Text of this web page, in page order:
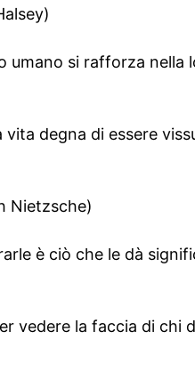
umano si rafforza nella
degna di essere
Nietzsche)
è ciò che le dà
vedere la faccia di chi